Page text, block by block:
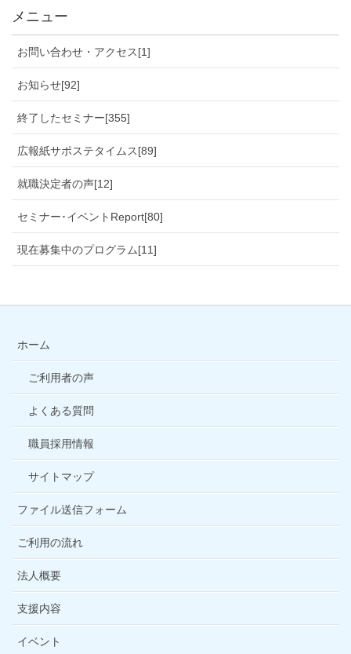
メニュー
お問い合わせ・アクセス[1]
お知らせ[92]
終了したセミナー[355]
広報紙サポステタイムス[89]
就職決定者の声[12]
セミナー･イベントReport[80]
現在募集中のプログラム[11]
ホーム
ご利用者の声
よくある質問
職員採用情報
サイトマップ
ファイル送信フォーム
ご利用の流れ
法人概要
支援内容
イベント